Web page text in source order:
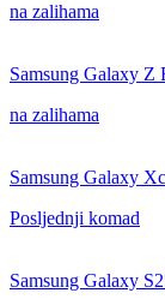
na zalihama
Samsung Galaxy Z
na zalihama
Samsung Galaxy
Posljednji komad
Samsung Galaxy